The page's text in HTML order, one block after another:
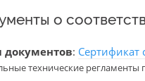
о
: Сертификат
технические регламенты